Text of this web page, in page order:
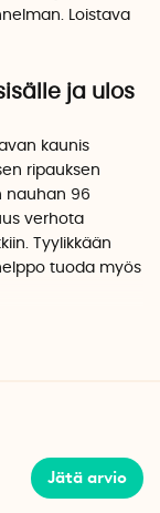
Loistava
ja ulos
kaunis
ripauksen
nauhan 96
verhota
Tyylikkään
tuoda myös
tila romanttisiin
sanottuna
vaihtelee
Jätä arvio